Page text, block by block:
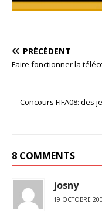
PRÉCÉDENT
Faire fonctionner la
Concours FIFA08: des
8 COMMENTS
josny
19 OCTOBRE